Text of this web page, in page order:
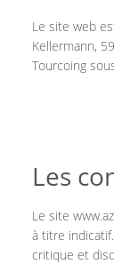
Le site web
Kellermann,
Tourcoing
Les
Le site
à titre
critique et